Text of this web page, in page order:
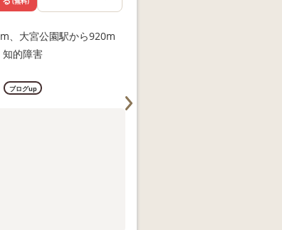
、大宮公園駅から920m
的障害
ブログup